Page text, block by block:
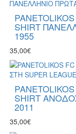
SHIRT
1955
35,00€
SHIRT
2011
35,00€